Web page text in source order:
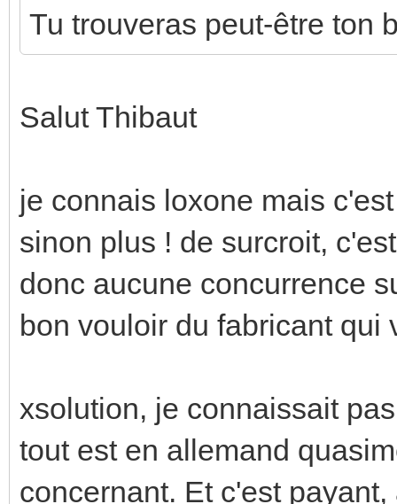
Tu trouveras peut-être ton
Salut Thibaut
je connais loxone mais
sinon plus ! de surcroit,
donc aucune concurrence
bon vouloir du fabricant qui
xsolution, je connaissait
tout est en allemand
concernant. Et c'est